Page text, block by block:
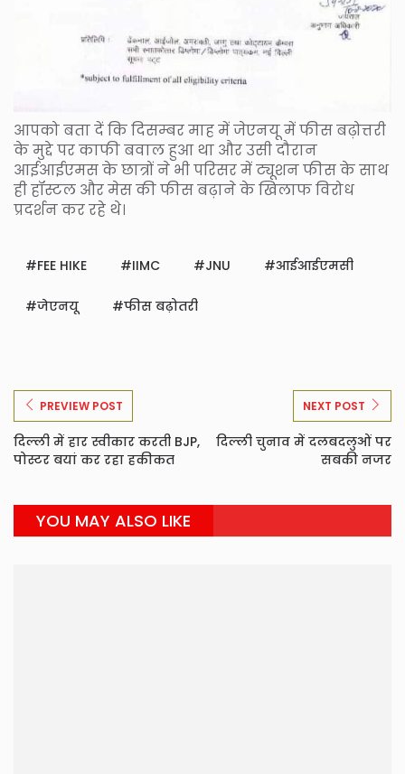
आपको बता दें कि दिसम्बर माह में जेएनयू में फीस बढ़ोत्तरी
के मुद्दे पर काफी बवाल हुआ था और उसी दौरान
आईआईएमस के छात्रों ने भी परिसर में ट्यूशन फीस के साथ
ही हॉस्टल और मेस की फीस बढ़ाने के खिलाफ विरोध
प्रदर्शन कर रहे थे।
FEE HIKE IIMC JNU आईआईएमसी
जेएनयू फीस बढ़ोतरी
PREVIEW POST
दिल्ली में हार स्वीकार करती BJP,
पोस्टर बयां कर रहा हकीकत
NEXT POST
दिल्ली चुनाव में दलबदलुओं पर
सबकी नजर
YOU MAY ALSO LIKE